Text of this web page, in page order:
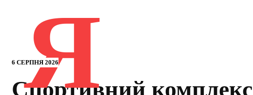
6 СЕРПНЯ 2026
Я
Спортивний комплекс